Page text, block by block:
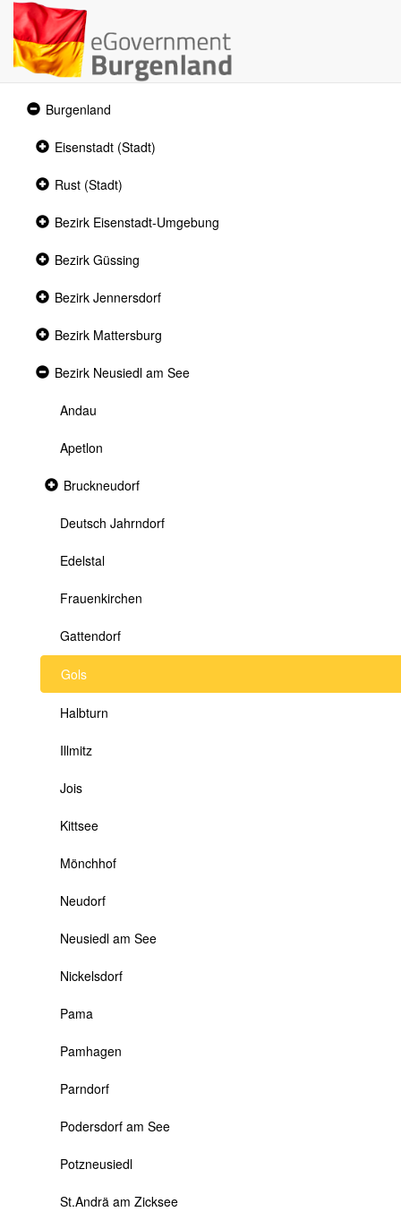
Expanded
section
Burgenland
Collapsed
Eisenstadt (Stadt)
Collapsed
section
Rust (Stadt)
Collapsed
Bezirk Eisenstadt-Umgebung
Collapsed
Bezirk Güssing
Collapsed
Bezirk Jennersdorf
Collapsed
Bezirk Mattersburg
Expanded
Bezirk Neusiedl am See
Andau
Apetlon
Collapsed
Bruckneudorf
Deutsch Jahrndorf
Edelstal
Frauenkirchen
Gattendorf
Gols
Halbturn
Illmitz
Jois
Kittsee
Mönchhof
Neudorf
Neusiedl am See
Nickelsdorf
Pama
Pamhagen
Parndorf
Podersdorf am See
Potzneusiedl
St.Andrä am Zicksee